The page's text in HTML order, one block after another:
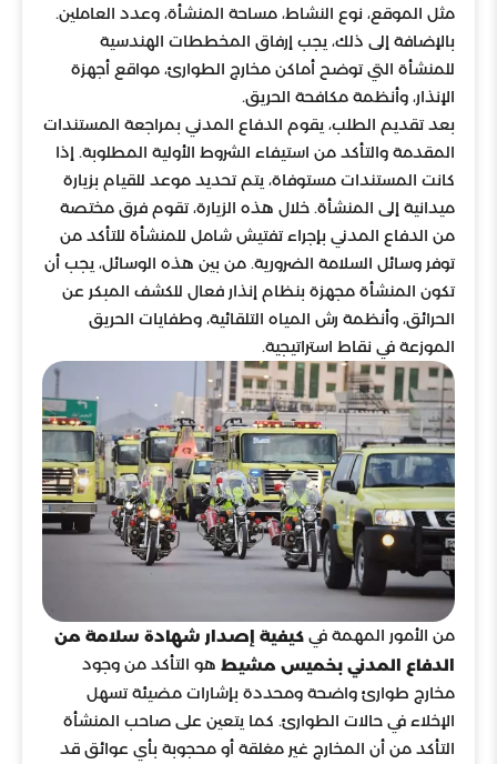
مثل الموقع، نوع النشاط، مساحة المنشأة، وعدد العاملين.
بالإضافة إلى ذلك، يجب إرفاق المخططات الهندسية
للمنشأة التي توضح أماكن مخارج الطوارئ، مواقع أجهزة
الإنذار، وأنظمة مكافحة الحريق.
بعد تقديم الطلب، يقوم الدفاع المدني بمراجعة المستندات
المقدمة والتأكد من استيفاء الشروط الأولية المطلوبة. إذا
كانت المستندات مستوفاة، يتم تحديد موعد للقيام بزيارة
ميدانية إلى المنشأة. خلال هذه الزيارة، تقوم فرق مختصة
من الدفاع المدني بإجراء تفتيش شامل للمنشأة للتأكد من
توفر وسائل السلامة الضرورية. من بين هذه الوسائل، يجب أن
تكون المنشأة مجهزة بنظام إنذار فعال للكشف المبكر عن
الحرائق، وأنظمة رش المياه التلقائية، وطفايات الحريق
الموزعة في نقاط استراتيجية.
من الأمور المهمة في كيفية إصدار شهادة سلامة من
الدفاع المدني بخميس مشيط هو التأكد من وجود
مخارج طوارئ واضحة ومحددة بإشارات مضيئة تسهل
الإخلاء في حالات الطوارئ. كما يتعين على صاحب المنشأة
التأكد من أن المخارج غير مغلقة أو محجوبة بأي عوائق قد